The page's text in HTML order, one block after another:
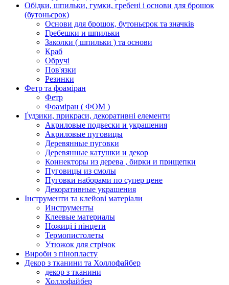
Обідки, шпильки, гумки, гребені і основи для брошок
(бутоньєрок)
Основи для брошок, бутоньєрок та значків
Гребешки и шпильки
Заколки ( шпильки ) та основи
Краб
Обручі
Пов'язки
Резинки
Фетр та фоаміран
Фетр
Фоаміран ( ФОМ )
Ґудзики, прикраси, декоративні елементи
Акриловые подвески и украшения
Акриловые пуговицы
Деревянные пуговки
Деревянные катушки и декор
Коннекторы из дерева , бирки и прищепки
Пуговицы из смолы
Пуговки наборами по супер цене
Декоративные украшения
Інструменти та клейові матеріали
Инструменты
Клеевые материалы
Ножиці і пінцети
Термопистолеты
Утюжок для стрічок
Вироби з пінопласту
Декор з тканини та Холлофайбер
декор з тканини
Холлофайбер